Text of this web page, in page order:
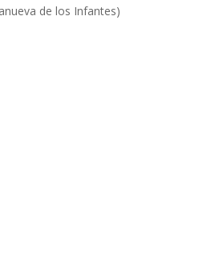
de los Infantes)